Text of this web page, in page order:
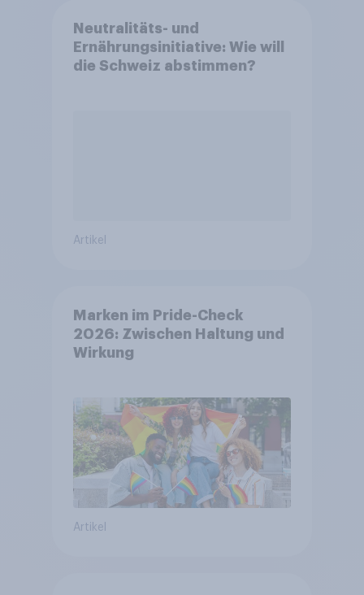
Neutralitäts- und
Ernährungsinitiative: Wie will
die Schweiz abstimmen?
Artikel
Marken im Pride-Check
2026: Zwischen Haltung und
Wirkung
Artikel